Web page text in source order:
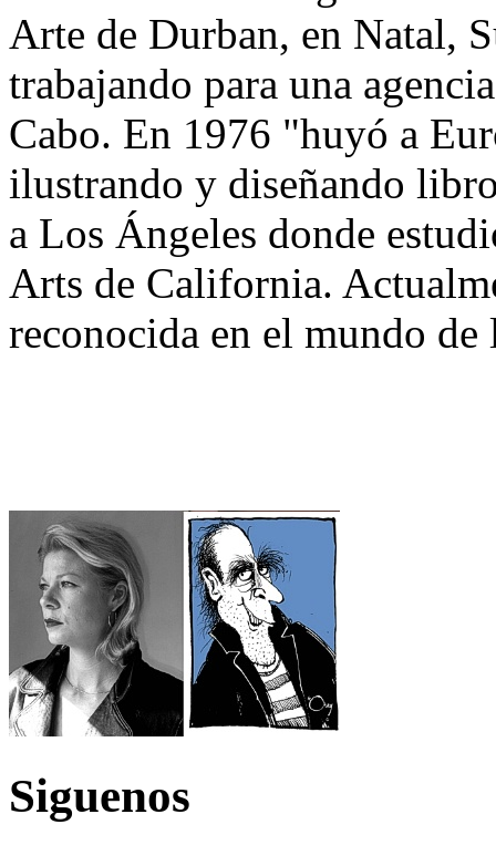
Arte de Durban, en Natal,
trabajando para una
Cabo. En 1976 "huyó a
ilustrando y diseñando
a Los Ángeles donde
Arts de California.
reconocida en el mundo
Siguenos